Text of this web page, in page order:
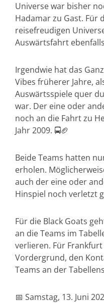
Universe war bisher
Hadamar zu Gast. Für
reisefreudigen
Auswärtsfahrt
Irgendwie hat das
Vibes früherer Jahre,
Auswärtsspiele quer
war. Der eine oder
noch an die Fahrt zu
Jahr 2009. 🚍🏈
Beide Teams hatten
erholen.
auch der eine oder
Hinspiel noch verletzt
Für die Black Goats
an die Teams im
verlieren. Für
Vordergrund, den
Teams an der
📅 Samstag, 13. Juni